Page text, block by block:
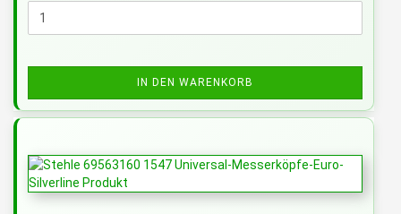
IN DEN WARENKORB